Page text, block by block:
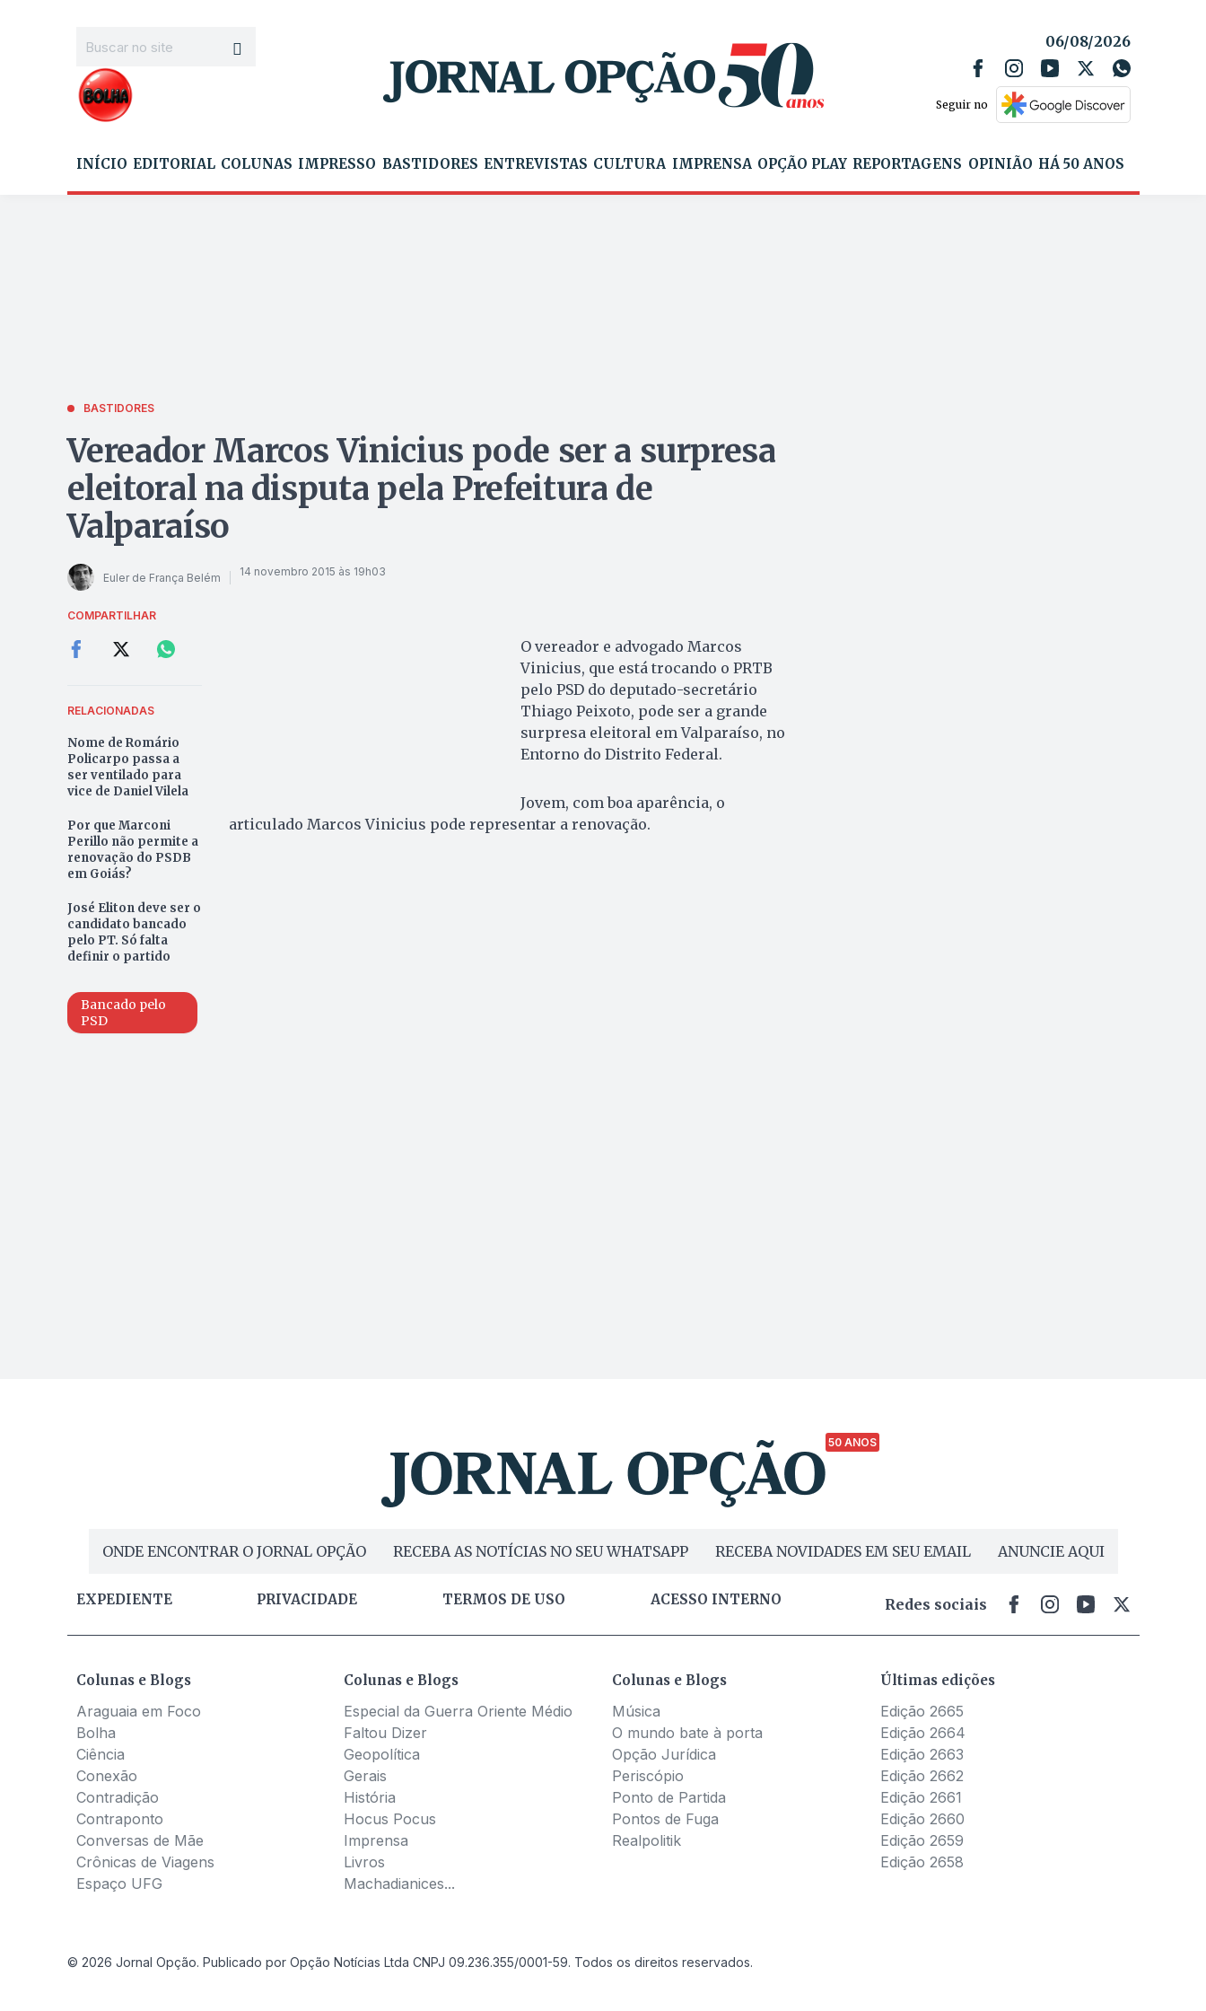
06/08/2026
Seguir no
INÍCIO EDITORIAL COLUNAS IMPRESSO BASTIDORES ENTREVISTAS CULTURA IMPRENSA OPÇÃO PLAY REPORTAGENS OPINIÃO HÁ 50 ANOS
BASTIDORES
Vereador Marcos Vinicius pode ser a surpresa
eleitoral na disputa pela Prefeitura de
Valparaíso
Euler de França Belém 14 novembro 2015 às 19h03
COMPARTILHAR
RELACIONADAS
Nome de Romário
Policarpo passa a
ser ventilado para
vice de Daniel Vilela
Por que Marconi
Perillo não permite a
renovação do PSDB
em Goiás?
José Eliton deve ser o
candidato bancado
pelo PT. Só falta
definir o partido
Bancado pelo
PSD
O vereador e advogado Marcos
Vinicius, que está trocando o PRTB
pelo PSD do deputado-secretário
Thiago Peixoto, pode ser a grande
surpresa eleitoral em Valparaíso, no
Entorno do Distrito Federal.
Jovem, com boa aparência, o
articulado Marcos Vinicius pode representar a renovação.
50 ANOS
ONDE ENCONTRAR O JORNAL OPÇÃO RECEBA AS NOTÍCIAS NO SEU WHATSAPP RECEBA NOVIDADES EM SEU EMAIL ANUNCIE AQUI
EXPEDIENTE PRIVACIDADE TERMOS DE USO ACESSO INTERNO Redes sociais
Colunas e Blogs
Araguaia em Foco
Bolha
Ciência
Conexão
Contradição
Contraponto
Conversas de Mãe
Crônicas de Viagens
Espaço UFG
Colunas e Blogs
Especial da Guerra Oriente Médio
Faltou Dizer
Geopolítica
Gerais
História
Hocus Pocus
Imprensa
Livros
Machadianices...
Colunas e Blogs
Música
O mundo bate à porta
Opção Jurídica
Periscópio
Ponto de Partida
Pontos de Fuga
Realpolitik
Últimas edições
Edição 2665
Edição 2664
Edição 2663
Edição 2662
Edição 2661
Edição 2660
Edição 2659
Edição 2658
© 2026 Jornal Opção. Publicado por Opção Notícias Ltda CNPJ 09.236.355/0001-59. Todos os direitos reservados.